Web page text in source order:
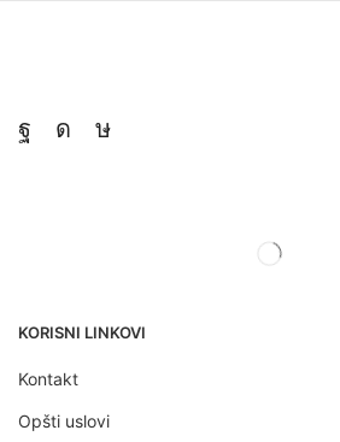
KORISNI LINKOVI
Kontakt
Opšti uslovi